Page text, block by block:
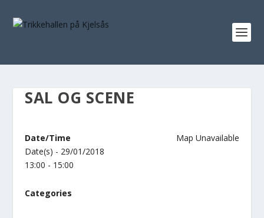
SAL OG SCENE
Map Unavailable
Date/Time
Date(s) - 29/01/2018
13:00 - 15:00
Categories